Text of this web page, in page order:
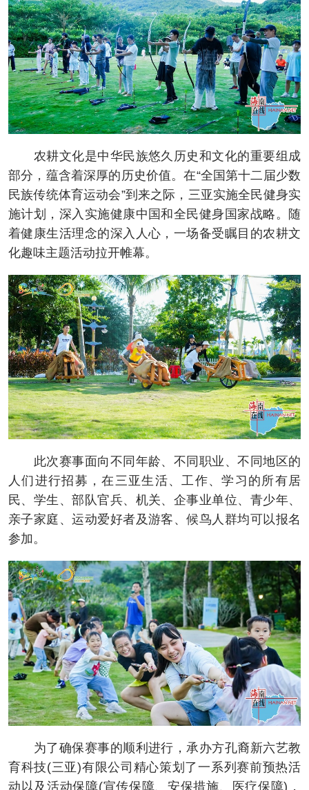
农耕文化是中华民族悠久历史和文化的重要组成
部分，蕴含着深厚的历史价值。在“全国第十二届少数
民族传统体育运动会”到来之际，三亚实施全民健身实
施计划，深入实施健康中国和全民健身国家战略。随
着健康生活理念的深入人心，一场备受瞩目的农耕文
化趣味主题活动拉开帷幕。
此次赛事面向不同年龄、不同职业、不同地区的
人们进行招募，在三亚生活、工作、学习的所有居
民、学生、部队官兵、机关、企事业单位、青少年、
亲子家庭、运动爱好者及游客、候鸟人群均可以报名
参加。
为了确保赛事的顺利进行，承办方孔裔新六艺教
育科技(三亚)有限公司精心策划了一系列赛前预热活
动以及活动保障(宣传保障、安保措施、医疗保障)，